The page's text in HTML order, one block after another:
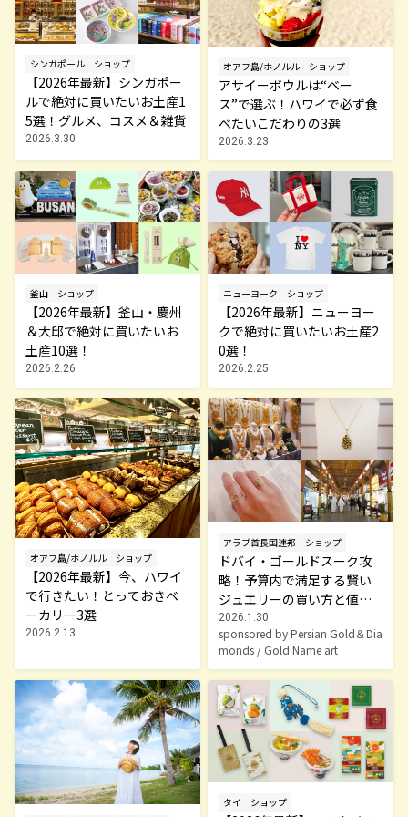
シンガポール ショップ
【2026年最新】シンガポー
ルで絶対に買いたいお土産1
5選！グルメ、コスメ＆雑貨
2026.3.30
オアフ島/ホノルル ショップ
アサイーボウルは“ベー
ス”で選ぶ！ハワイで必ず食
べたいこだわりの3選
2026.3.23
釜山 ショップ
【2026年最新】釜山・慶州
＆大邱で絶対に買いたいお
土産10選！
2026.2.26
ニューヨーク ショップ
【2026年最新】ニューヨー
クで絶対に買いたいお土産2
0選！
2026.2.25
オアフ島/ホノルル ショップ
【2026年最新】今、ハワイ
で行きたい！とっておきベ
ーカリー3選
2026.2.13
アラブ首長国連邦 ショップ
ドバイ・ゴールドスーク攻
略！予算内で満足する賢い
ジュエリーの買い方と値切
り術
2026.1.30
sponsored by Persian Gold＆Dia
monds / Gold Name art
タイ ショップ